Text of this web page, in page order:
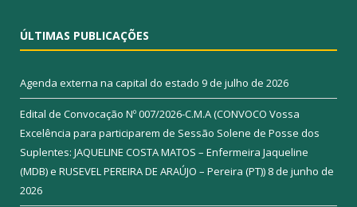
ÚLTIMAS PUBLICAÇÕES
Agenda externa na capital do estado 9 de julho de 2026
Edital de Convocação Nº 007/2026-C.M.A (CONVOCO Vossa
Excelência para participarem de Sessão Solene de Posse dos
Suplentes: JAQUELINE COSTA MATOS – Enfermeira Jaqueline
(MDB) e RUSEVEL PEREIRA DE ARAÚJO – Pereira (PT)) 8 de junho de
2026